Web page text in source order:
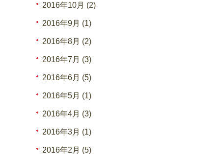
2016年10月 (2)
2016年9月 (1)
2016年8月 (2)
2016年7月 (3)
2016年6月 (5)
2016年5月 (1)
2016年4月 (3)
2016年3月 (1)
2016年2月 (5)